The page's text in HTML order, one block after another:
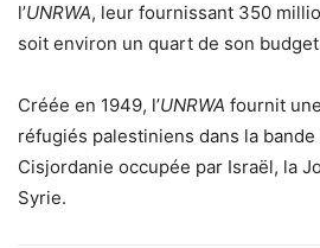
l’UNRWA, leur fournissant 350
soit environ un quart de son
Créée en 1949, l’UNRWA fournit
réfugiés palestiniens dans la bande
Cisjordanie occupée par Israël, la
Syrie.